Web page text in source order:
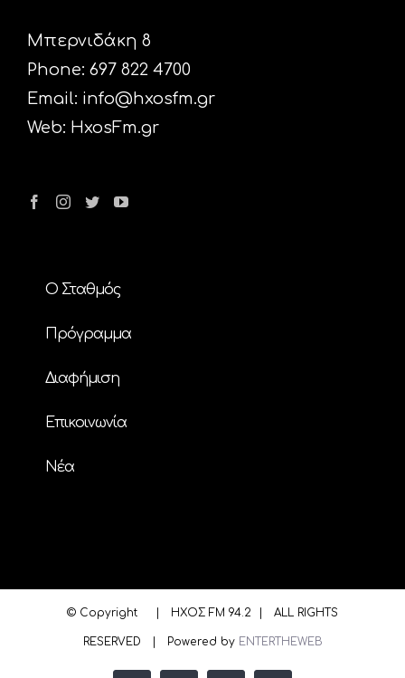
Μπερνιδάκη 8
Phone: 697 822 4700
Email: info@hxosfm.gr
Web: HxosFm.gr
Ο Σταθμός
Πρόγραμμα
Διαφήμιση
Επικοινωνία
Nέα
© Copyright | ΗΧΟΣ FM 94.2 | ALL RIGHTS
RESERVED | Powered by ENTERTHEWEB